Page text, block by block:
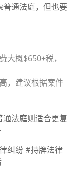
普通法庭，但也要
大概$650+税，
，建议根据案件
通法庭则适合更复
纠纷 #持牌法律